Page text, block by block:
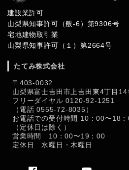
建設業許可
山梨県知事許可（般-6）第9306号
宅地建物取引業
山梨県知事許可（１）第2664号
たてみ株式会社
〒403-0032
山梨県富士吉田市上吉田東4丁目
フリーダイヤル 0120-92-1251
（電話 0555-72-8035）
お電話での受付時間 10：00〜18
（定休日は除く）
営業時間 10：00〜19：00
定休日 水曜日・木曜日